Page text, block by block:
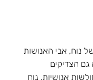
נוח, אבי האנושות
הצדיקים
אנושיות. נוח